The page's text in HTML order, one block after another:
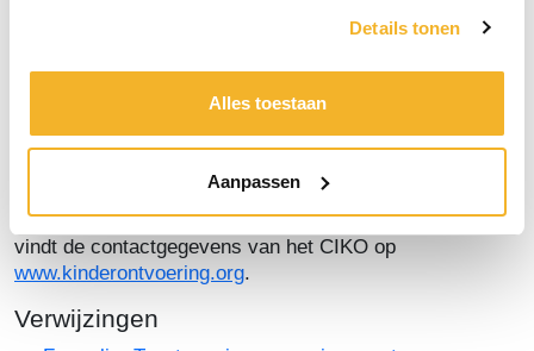
Details tonen
Alles toestaan
Aanpassen
onwettig onttrekken van kinderen aan het ouderlijk
gezag samen met het Centrum Internationale
van uw kind na de vakantie, neem dan contact op met
het CIKO, voordat u toestemming voor vakantie geeft. U
vindt de contactgegevens van het CIKO op
www.kinderontvoering.org.
Verwijzingen